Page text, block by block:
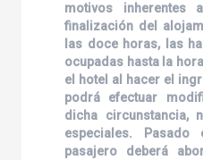
motivos
finalización del
las doce horas, las
ocupadas hasta la
el hotel al hacer el
podrá efectuar
dicha circunstancia,
especiales.
pasajero deberá